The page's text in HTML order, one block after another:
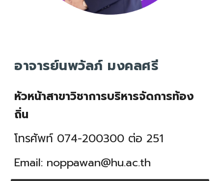
อาจารย์นพวัลภ์ มงคลศรี
หัวหน้าสาขาวิชาการบริหารจัดการท้อง
ถิ่น
โทรศัพท์ 074-200300 ต่อ 251
Email: noppawan@hu.ac.th